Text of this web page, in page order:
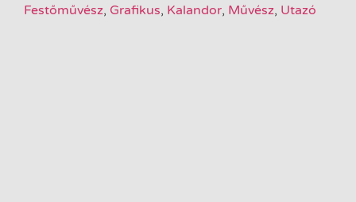
Festőművész, Grafikus, Kalandor, Művész, Utazó